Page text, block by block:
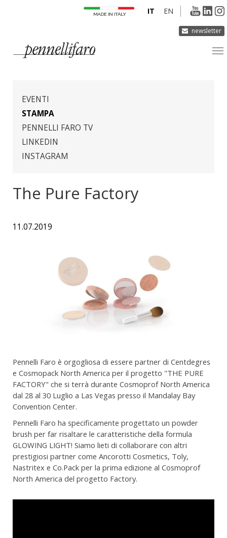
newsletter
EN
IT
PRODOTTI
INNOVAZIONE
DERMOCURA
MEDIA
EVENTI
STAMPA
PENNELLI FARO TV
LINKEDIN
INSTAGRAM
The Pure Factory
11.07.2019
Pennelli Faro è orgogliosa di essere partner di Centdegres
e Cosmopack North America per il progetto "THE PURE
FACTORY" che si terrà durante Cosmoprof North America
dal 28 al 30 Luglio a Las Vegas presso il Mandalay Bay
Convention Center.
Pennelli Faro ha specificamente progettato un powder
brush per far risaltare le caratteristiche della formula
GLOWING LIGHT! Siamo lieti di collaborare con altri
prestigiosi partner come Ancorotti Cosmetics, Toly,
Nastritex e Co.Pack per la prima edizione al Cosmoprof
North America del progetto Factory.